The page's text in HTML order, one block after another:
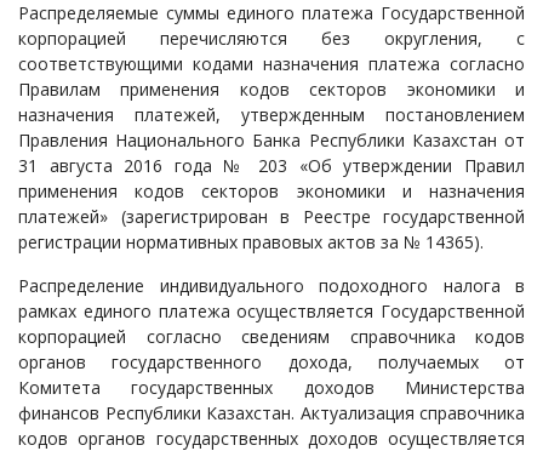
Распределяемые суммы единого платежа Государственной
корпорацией перечисляются без округления, с
соответствующими кодами назначения платежа согласно
Правилам применения кодов секторов экономики и
назначения платежей, утвержденным постановлением
Правления Национального Банка Республики Казахстан от
31 августа 2016 года № 203 «Об утверждении Правил
применения кодов секторов экономики и назначения
платежей» (зарегистрирован в Реестре государственной
регистрации нормативных правовых актов за № 14365).
Распределение индивидуального подоходного налога в
рамках единого платежа осуществляется Государственной
корпорацией согласно сведениям справочника кодов
органов государственного дохода, получаемых от
Комитета государственных доходов Министерства
финансов Республики Казахстан. Актуализация справочника
кодов органов государственных доходов осуществляется